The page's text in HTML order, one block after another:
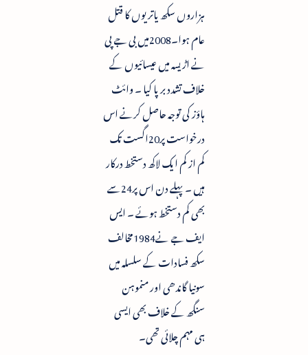
ہزاروں سکھ یاتریوں کا قتل
عام ہوا۔2008میں بی جے پی
نے اڑیسہ میں عیسائیوں کے
خلاف تشدد برپا کیا ۔ وائٹ
ہاؤز کی توجہ حاصل کرنے اس
درخواست پر20اگست تک
کم از کم ایک لاکھ دستخط درکار
ہیں ۔ پہلے دن اس پر24سے
بھی کم دستخط ہوئے ۔ ایس
ایف جے نے1984مخالف
سکھ فسادات کے سلسلہ میں
سونیا گاندھی اور منموہن
سنگھ کے خلاف بھی ایسی
ہی مہم چلائی تھی۔